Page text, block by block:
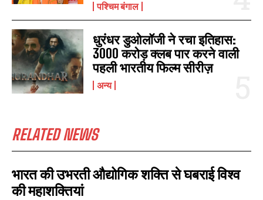
पश्चिम बंगाल
धुरंधर डुओलॉजी ने रचा इतिहास:
3000 करोड़ क्लब पार करने वाली
पहली भारतीय फिल्म सीरीज़
अन्य
RELATED NEWS
भारत की उभरती औद्योगिक शक्ति से घबराई विश्व
की महाशक्तियां